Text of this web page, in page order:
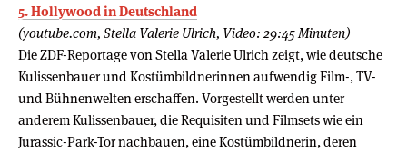
5. Hollywood in Deutschland
(youtube.com, Stella Valerie Ulrich, Video: 29:45 Minuten)
Die ZDF-Reportage von Stella Valerie Ulrich zeigt, wie deutsche
Kulissenbauer und Kostümbildnerinnen aufwendig Film-, TV-
und Bühnenwelten erschaffen. Vorgestellt werden unter
anderem Kulissenbauer, die Requisiten und Filmsets wie ein
Jurassic-Park-Tor nachbauen, eine Kostümbildnerin, deren